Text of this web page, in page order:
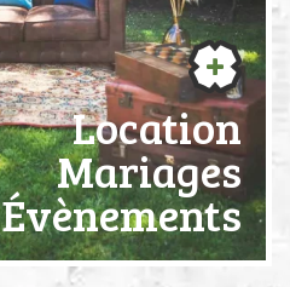
Location
Mariages
Évènements